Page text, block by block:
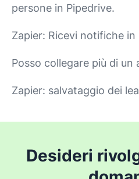
persone in Pipedrive.
Zapier: Ricevi notifiche
Posso collegare più di
Zapier: salvataggio dei
Desideri